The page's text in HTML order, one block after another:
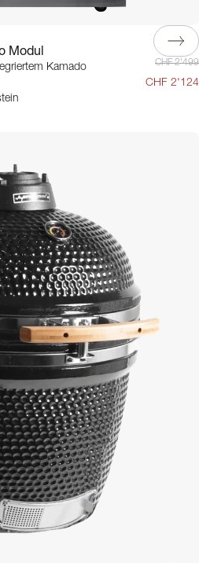
Modul
Kamado
CHF 2'499
CHF 2'124